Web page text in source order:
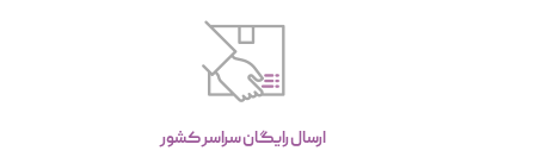
ارسال رایگان سراسر کشور